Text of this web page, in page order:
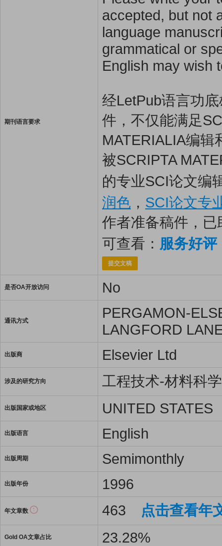
期刊语言要求
accepted, but not
language
grammatical or
English may wish
经LetPub语言功
件，不仅能满足
MATERIALIA编
被SCRIPTA
的专业SCI论文编
润色 ， SCI论文专
作者准备稿件，
可查看： 服务好评
提交文稿
是否OA开放访问 No
通讯方式
PERGAMON-
LANGFORD
出版商 Elsevier Ltd
涉及的研究方向 工程技术-材料科
出版国家或地区 UNITED STATES
出版语言 English
出版周期 Semimonthly
出版年份 1996
年文章数 463 点击查看年
Gold OA文章占比 23.28%